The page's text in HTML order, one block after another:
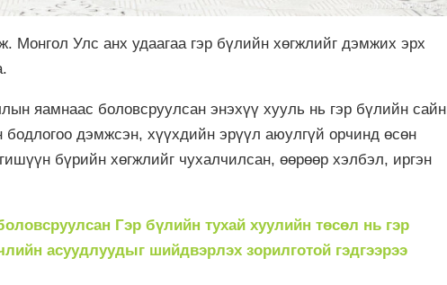
Монгол Улс анх удаагаа гэр бүлийн хөгжлийг дэмжих эрх
яамнаас боловсруулсан энэхүү хууль нь гэр бүлийн сайн
дэмжсэн, хүүхдийн эрүүл аюулгүй орчинд өсөн
бүрийн хөгжлийг чухалчилсан, өөрөөр хэлбэл, иргэн
Гэр бүлийн тухай хуулийн төсөл нь гэр
асуудлуудыг шийдвэрлэх зорилготой гэдгээрээ